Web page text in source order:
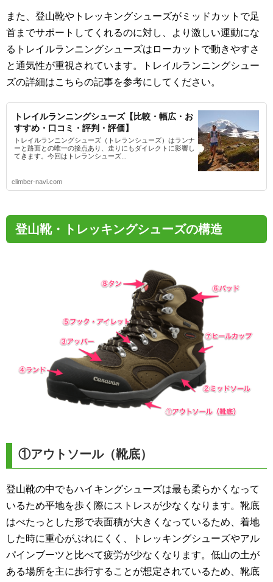
また、登山靴やトレッキングシューズがミッドカットで足
首までサポートしてくれるのに対し、より激しい運動にな
るトレイルランニングシューズはローカットで動きやすさ
と通気性が重視されています。トレイルランニングシュー
ズの詳細はこちらの記事を参考にしてください。
トレイルランニングシューズ【比較・幅広・お
すすめ・口コミ・評判・評価】
トレイルランニングシューズ（トレランシューズ）はランナ
ーと路面との唯一の接点あり、走りにもダイレクトに影響し
てきます。今回はトレランシューズ...
climber-navi.com
登山靴・トレッキングシューズの構造
①アウトソール（靴底）
登山靴の中でもハイキングシューズは最も柔らかくなって
いるため平地を歩く際にストレスが少なくなります。靴底
はべたっとした形で表面積が大きくなっているため、着地
した時に重心がぶれにくく、トレッキングシューズやアル
パインブーツと比べて疲労が少なくなります。低山の土が
ある場所を主に歩行することが想定されているため、靴底